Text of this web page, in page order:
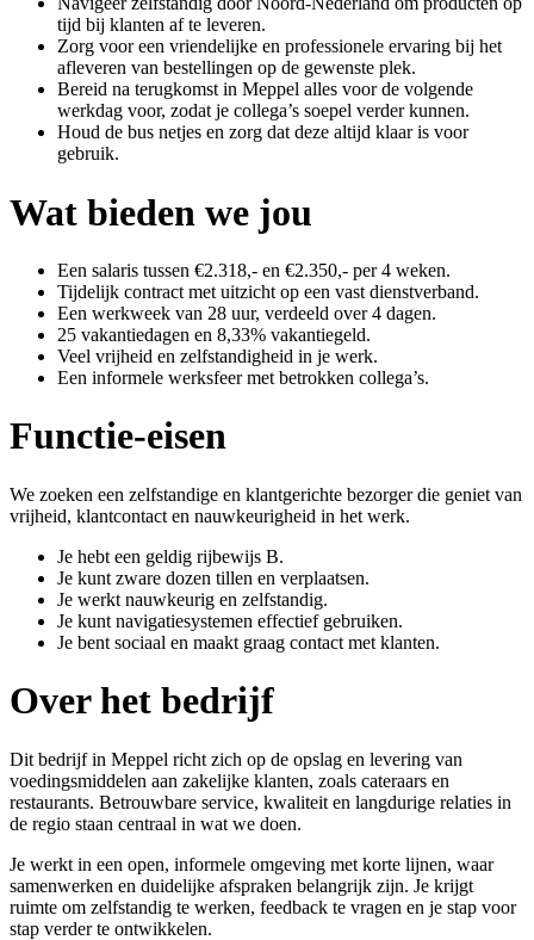
tijd bij klanten af te leveren.
Zorg voor een vriendelijke en professionele ervaring bij het
afleveren van bestellingen op de gewenste plek.
Bereid na terugkomst in Meppel alles voor de volgende
werkdag voor, zodat je collega’s soepel verder kunnen.
Houd de bus netjes en zorg dat deze altijd klaar is voor
gebruik.
Wat bieden we jou
Een salaris tussen €2.318,- en €2.350,- per 4 weken.
Tijdelijk contract met uitzicht op een vast dienstverband.
Een werkweek van 28 uur, verdeeld over 4 dagen.
25 vakantiedagen en 8,33% vakantiegeld.
Veel vrijheid en zelfstandigheid in je werk.
Een informele werksfeer met betrokken collega’s.
Functie-eisen
We zoeken een zelfstandige en klantgerichte bezorger die geniet van
vrijheid, klantcontact en nauwkeurigheid in het werk.
Je hebt een geldig rijbewijs B.
Je kunt zware dozen tillen en verplaatsen.
Je werkt nauwkeurig en zelfstandig.
Je kunt navigatiesystemen effectief gebruiken.
Je bent sociaal en maakt graag contact met klanten.
Over het bedrijf
Dit bedrijf in Meppel richt zich op de opslag en levering van
voedingsmiddelen aan zakelijke klanten, zoals cateraars en
restaurants. Betrouwbare service, kwaliteit en langdurige relaties in
de regio staan centraal in wat we doen.
Je werkt in een open, informele omgeving met korte lijnen, waar
samenwerken en duidelijke afspraken belangrijk zijn. Je krijgt
ruimte om zelfstandig te werken, feedback te vragen en je stap voor
stap verder te ontwikkelen.